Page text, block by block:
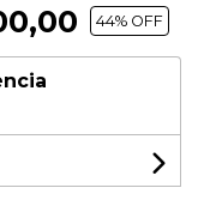
44% OFF